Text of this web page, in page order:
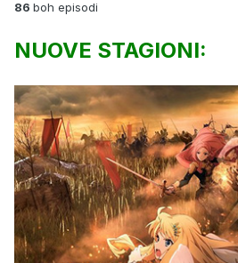
86 boh episodi
NUOVE STAGIONI: